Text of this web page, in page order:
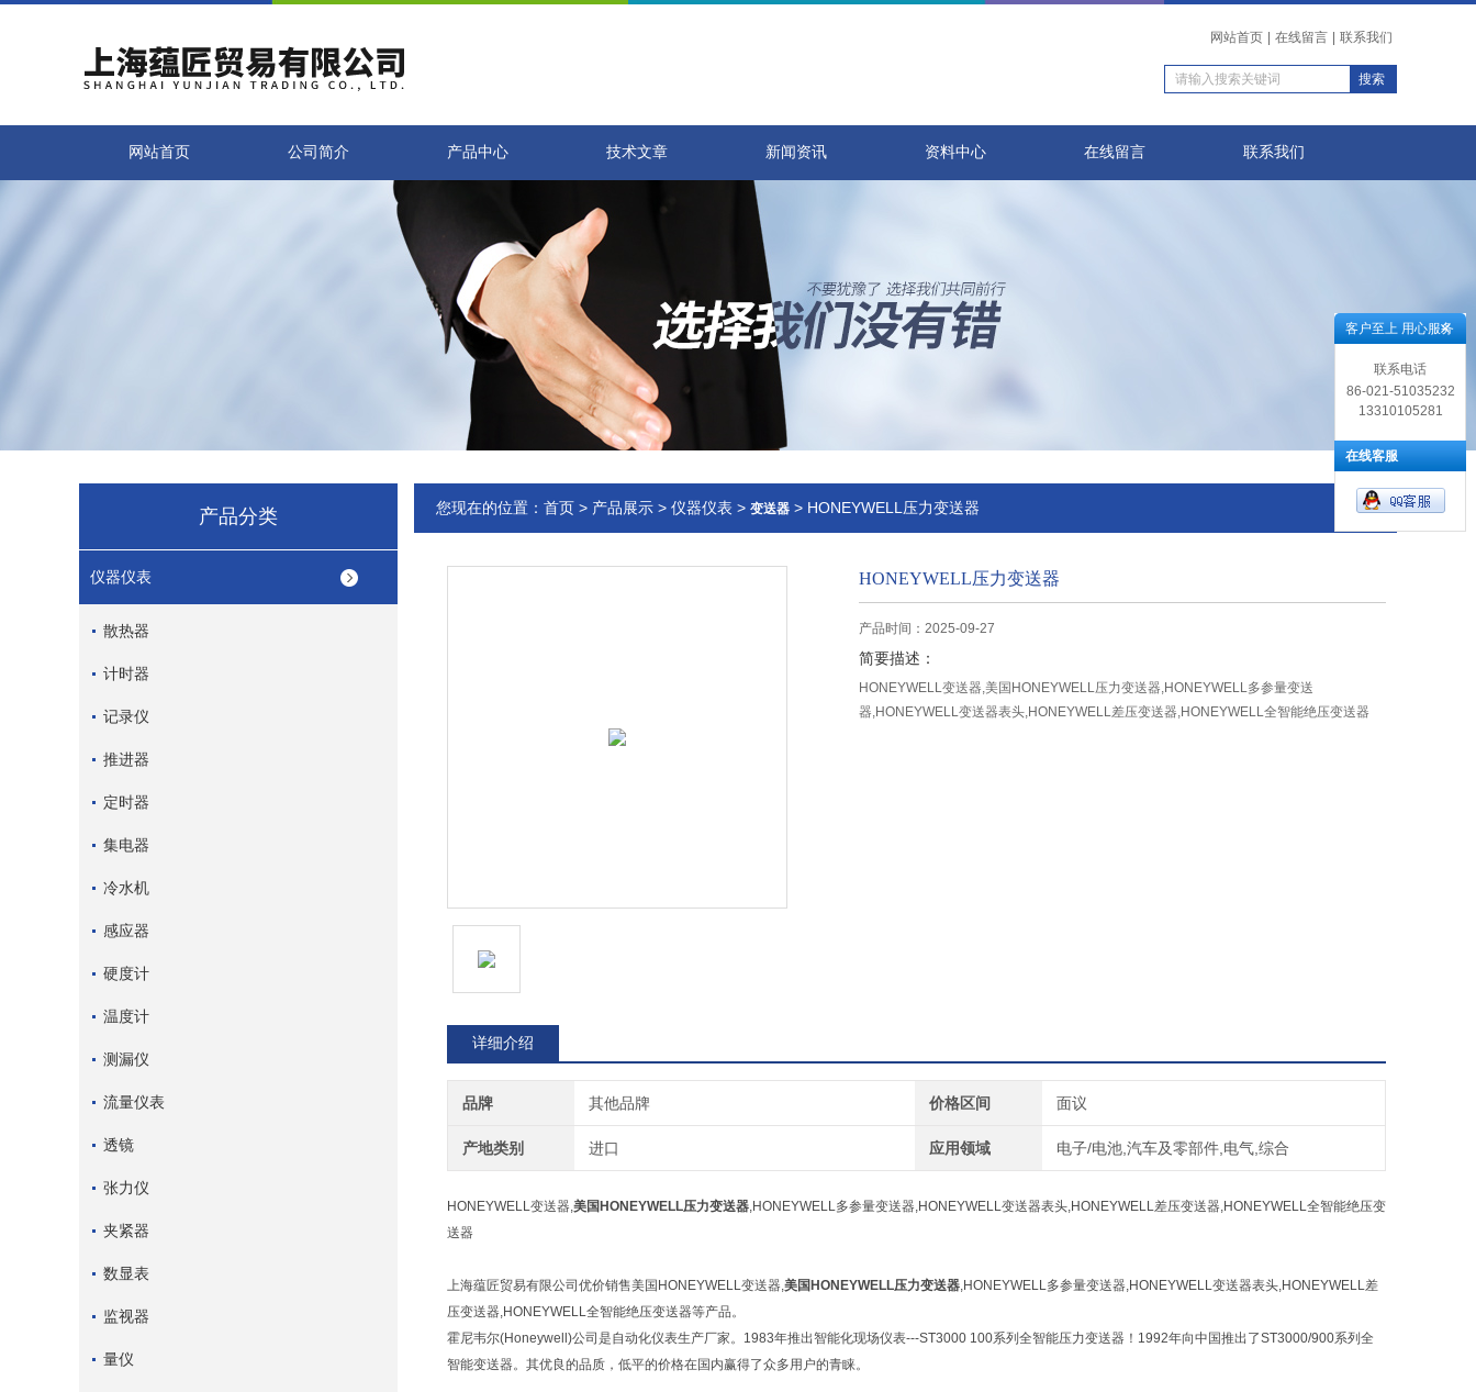
网站首页 在线留言 联系我们
网站首页 公司简介 产品中心 技术文章 新闻资讯 资料中心 在线留言 联系我们
产品分类
仪器仪表
散热器
计时器
记录仪
推进器
定时器
集电器
冷水机
感应器
硬度计
温度计
测漏仪
流量仪表
透镜
张力仪
夹紧器
数显表
监视器
量仪
您现在的位置： 首页 > 产品展示 > 仪器仪表 > 变送器 > HONEYWELL压力变送器
HONEYWELL压力变送器
产品时间：2025-09-27
简要描述：
HONEYWELL变送器,美国HONEYWELL压力变送器,HONEYWELL多参量变送
器,HONEYWELL变送器表头,HONEYWELL差压变送器,HONEYWELL全智能绝压变送器
详细介绍
品牌 其他品牌 价格区间 面议
产地类别 进口 应用领域 电子/电池,汽车及零部件,电气,综合
HONEYWELL变送器,美国 HONEYWELL压力变送器,HONEYWELL多参量变送器,HONEYWELL变送器表头,HONEYWELL差压变送器,HONEYWELL全智能绝压变
送器
上海蕴匠贸易有限公司优价销售美国HONEYWELL变送器,美国 HONEYWELL压力变送器,HONEYWELL多参量变送器,HONEYWELL变送器表头,HONEYWELL差
压变送器,HONEYWELL全智能绝压变送器等产品。
霍尼韦尔(Honeywell)公司是自动化仪表生产厂家。1983年推出智能化现场仪表---ST3000 100系列全智能压力变送器！1992年向中国推出了ST3000/900系列全
智能变送器。其优良的品质，低平的价格在国内赢得了众多用户的青睐。
客户至上 用心服务
联系电话
86-021-51035232
13310105281
在线客服